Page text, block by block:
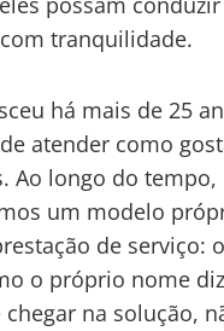
tranquilidade.
há mais de 25
atender como
Ao longo do tempo,
um modelo
de serviço:
o próprio nome
na solução,